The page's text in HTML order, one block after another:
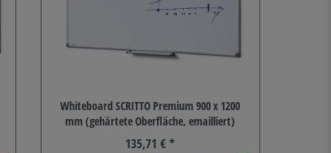
Whiteboard SCRITTO Premium 900 x 1200
mm (gehärtete Oberfläche, emailliert)
135,71 € *